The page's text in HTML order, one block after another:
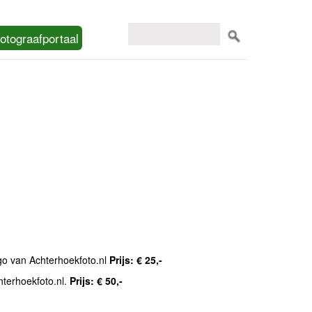
van Achterhoekfoto.nl Prijs: € 25,-
Prijs: € 50,-